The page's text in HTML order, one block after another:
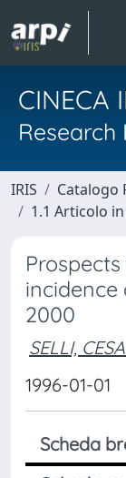
CINECA
IRIS Catalogo
1.1 Articolo
2000
SELLI,
1996-01-01
Scheda